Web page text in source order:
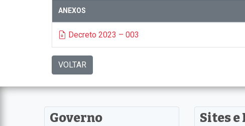
ANEXOS
Decreto 2023 – 003
VOLTAR
Governo Sites